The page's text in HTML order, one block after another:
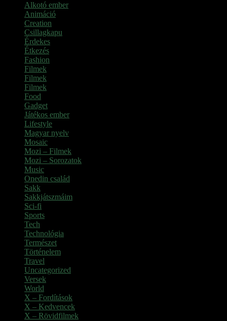
Alkotó ember
Animáció
Creation
Csillagkapu
Érdekes
Étkezés
Fashion
Filmek
Filmek
Filmek
Food
Gadget
Játékos ember
Lifestyle
Magyar nyelv
Mosaic
Mozi – Filmek
Mozi – Sorozatok
Music
Onedin család
Sakk
Sakkjátszmáim
Sci-fi
Sports
Tech
Technológia
Természet
Történelem
Travel
Uncategorized
Versek
World
X – Fordítások
X – Kedvencek
X – Rövidfilmek